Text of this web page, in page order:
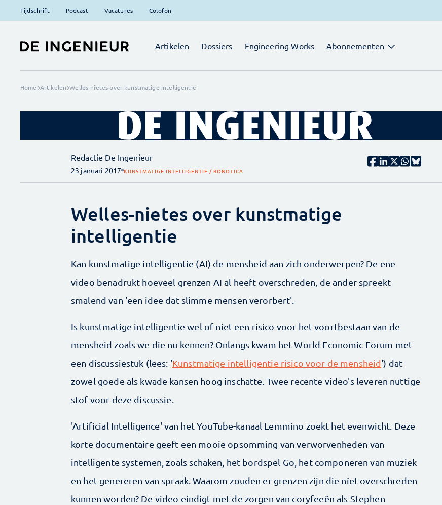
Tijdschrift Podcast Vacatures Colofon
Artikelen Dossiers Engineering Works Abonnementen
Home Artikelen Welles-nietes over kunstmatige intelligentie
Redactie De Ingenieur
23 januari 2017 KUNSTMATIGE INTELLIGENTIE / ROBOTICA
Welles-nietes over kunstmatige
intelligentie
Kan kunstmatige intelligentie (AI) de mensheid aan zich onderwerpen? De ene
video benadrukt hoeveel grenzen AI al heeft overschreden, de ander spreekt
smalend van 'een idee dat slimme mensen verorbert'.
Is kunstmatige intelligentie wel of niet een risico voor het voortbestaan van de
mensheid zoals we die nu kennen? Onlangs kwam het World Economic Forum met
een discussiestuk (lees: 'Kunstmatige intelligentie risico voor de mensheid') dat
zowel goede als kwade kansen hoog inschatte. Twee recente video's leveren nuttige
stof voor deze discussie.
'Artificial Intelligence' van het YouTube-kanaal Lemmino zoekt het evenwicht. Deze
korte documentaire geeft een mooie opsomming van verworvenheden van
intelligente systemen, zoals schaken, het bordspel Go, het componeren van muziek
en het genereren van spraak. Waarom zouden er grenzen zijn die níet overschreden
kunnen worden? De video eindigt met de zorgen van coryfeeën als Stephen